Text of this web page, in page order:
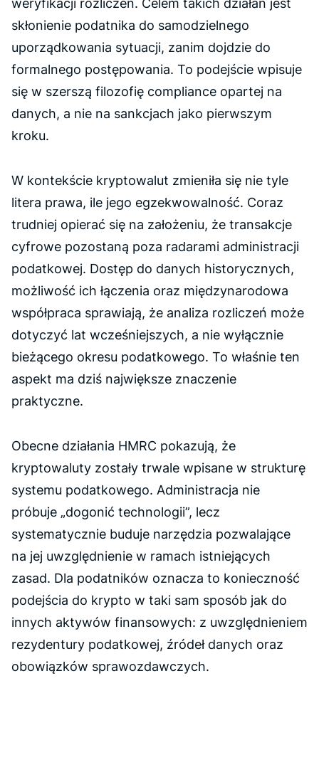
skłonienie podatnika do samodzielnego
uporządkowania sytuacji, zanim dojdzie do
formalnego postępowania. To podejście wpisuje
się w szerszą filozofię compliance opartej na
danych, a nie na sankcjach jako pierwszym
kroku.
W kontekście kryptowalut zmieniła się nie tyle
litera prawa, ile jego egzekwowalność. Coraz
trudniej opierać się na założeniu, że transakcje
cyfrowe pozostaną poza radarami administracji
podatkowej. Dostęp do danych historycznych,
możliwość ich łączenia oraz międzynarodowa
współpraca sprawiają, że analiza rozliczeń może
dotyczyć lat wcześniejszych, a nie wyłącznie
bieżącego okresu podatkowego. To właśnie ten
aspekt ma dziś największe znaczenie
praktyczne.
Obecne działania HMRC pokazują, że
kryptowaluty zostały trwale wpisane w strukturę
systemu podatkowego. Administracja nie
próbuje „dogonić technologii”, lecz
systematycznie buduje narzędzia pozwalające
na jej uwzględnienie w ramach istniejących
zasad. Dla podatników oznacza to konieczność
podejścia do krypto w taki sam sposób jak do
innych aktywów finansowych: z uwzględnieniem
rezydentury podatkowej, źródeł danych oraz
obowiązków sprawozdawczych.